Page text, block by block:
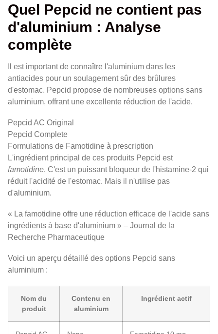
Quel Pepcid ne contient pas
d'aluminium : Analyse
complète
Il est important de connaître l'aluminium dans les
antiacides pour un soulagement sûr des brûlures
d'estomac. Pepcid propose de nombreuses options sans
aluminium, offrant une excellente réduction de l'acide.
Pepcid AC Original
Pepcid Complete
Formulations de Famotidine à prescription
L'ingrédient principal de ces produits Pepcid est
famotidine. C'est un puissant bloqueur de l'histamine-2 qui
réduit l'acidité de l'estomac. Mais il n'utilise pas
d'aluminium.
« La famotidine offre une réduction efficace de l'acide sans
ingrédients à base d'aluminium » – Journal de la
Recherche Pharmaceutique
Voici un aperçu détaillé des options Pepcid sans
aluminium :
Nom du
produit
Contenu en
aluminium
Ingrédient actif